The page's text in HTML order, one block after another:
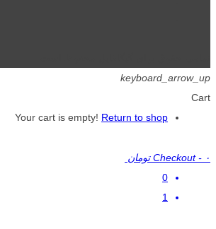
keyboard_arrow_up
Cart
Your cart is empty! Return to shop
Checkout - ۰ تومان
0
1